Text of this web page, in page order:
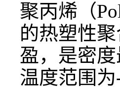
聚丙烯（
的热塑性
盈，是密
温度范围